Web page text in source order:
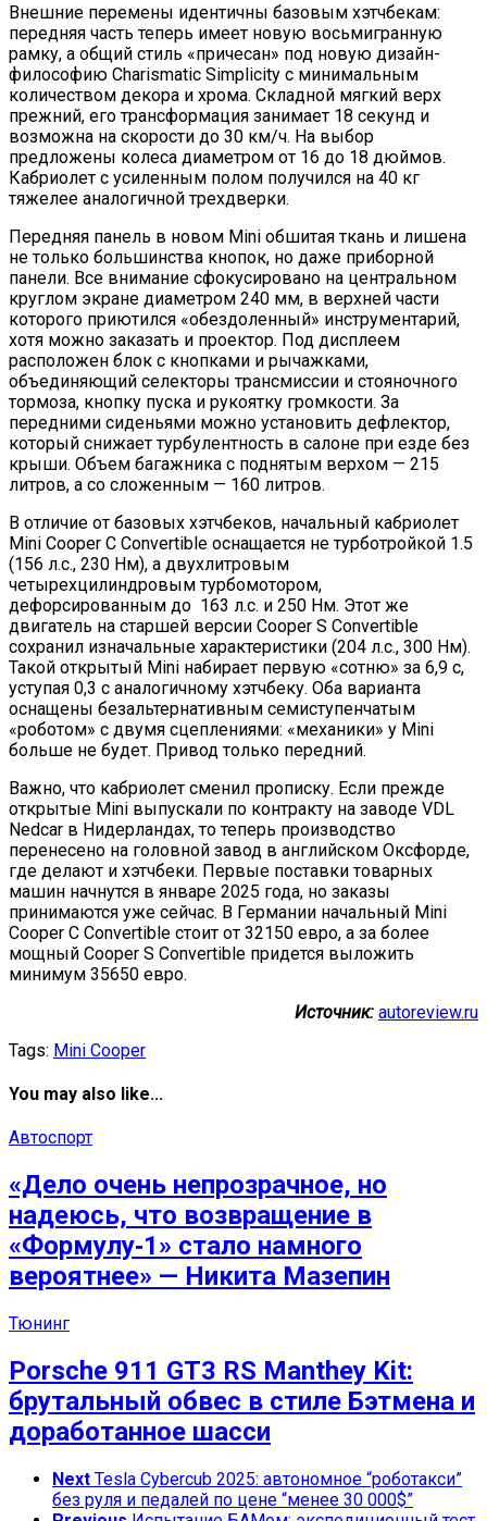
Внешние перемены идентичны базовым хэтчбекам:
передняя часть теперь имеет новую восьмигранную
рамку, а общий стиль «причесан» под новую дизайн-
философию Charismatic Simplicity с минимальным
количеством декора и хрома. Складной мягкий верх
прежний, его трансформация занимает 18 секунд и
возможна на скорости до 30 км/ч. На выбор
предложены колеса диаметром от 16 до 18 дюймов.
Кабриолет с усиленным полом получился на 40 кг
тяжелее аналогичной трехдверки.
Передняя панель в новом Mini обшитая ткань и лишена
не только большинства кнопок, но даже приборной
панели. Все внимание сфокусировано на центральном
круглом экране диаметром 240 мм, в верхней части
которого приютился «обездоленный» инструментарий,
хотя можно заказать и проектор. Под дисплеем
расположен блок с кнопками и рычажками,
объединяющий селекторы трансмиссии и стояночного
тормоза, кнопку пуска и рукоятку громкости. За
передними сиденьями можно установить дефлектор,
который снижает турбулентность в салоне при езде без
крыши. Объем багажника с поднятым верхом — 215
литров, а со сложенным — 160 литров.
В отличие от базовых хэтчбеков, начальный кабриолет
Mini Cooper C Convertible оснащается не турботройкой 1.5
(156 л.с., 230 Нм), а двухлитровым
четырехцилиндровым турбомотором,
дефорсированным до 163 л.с. и 250 Нм. Этот же
двигатель на старшей версии Cooper S Convertible
сохранил изначальные характеристики (204 л.с., 300 Нм).
Такой открытый Mini набирает первую «сотню» за 6,9 с,
уступая 0,3 с аналогичному хэтчбеку. Оба варианта
оснащены безальтернативным семиступенчатым
«роботом» с двумя сцеплениями: «механики» у Mini
больше не будет. Привод только передний.
Важно, что кабриолет сменил прописку. Если прежде
открытые Mini выпускали по контракту на заводе VDL
Nedcar в Нидерландах, то теперь производство
перенесено на головной завод в английском Оксфорде,
где делают и хэтчбеки. Первые поставки товарных
машин начнутся в январе 2025 года, но заказы
принимаются уже сейчас. В Германии начальный Mini
Cooper C Convertible стоит от 32150 евро, а за более
мощный Cooper S Convertible придется выложить
минимум 35650 евро.
Источник: autoreview.ru
Tags: Mini Cooper
You may also like...
Автоспорт
«Дело очень непрозрачное, но
надеюсь, что возвращение в
«Формулу‑1» стало намного
вероятнее» — Никита Мазепин
Тюнинг
Porsche 911 GT3 RS Manthey Kit:
брутальный обвес в стиле Бэтмена и
доработанное шасси
Next Tesla Cybercub 2025: автономное “роботакси”
без руля и педалей по цене “менее 30 000$”